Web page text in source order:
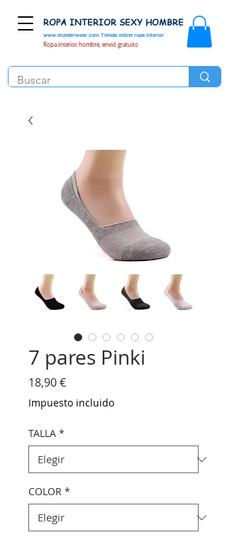
www.elunderwear.com Tienda online ropa interior
ROPA INTERIOR SEXY HOMBRE
Ropa interior hombre, envió gratuito
7 pares Pinki
18,90 €Precio
Impuesto incluido
TALLA *
COLOR *